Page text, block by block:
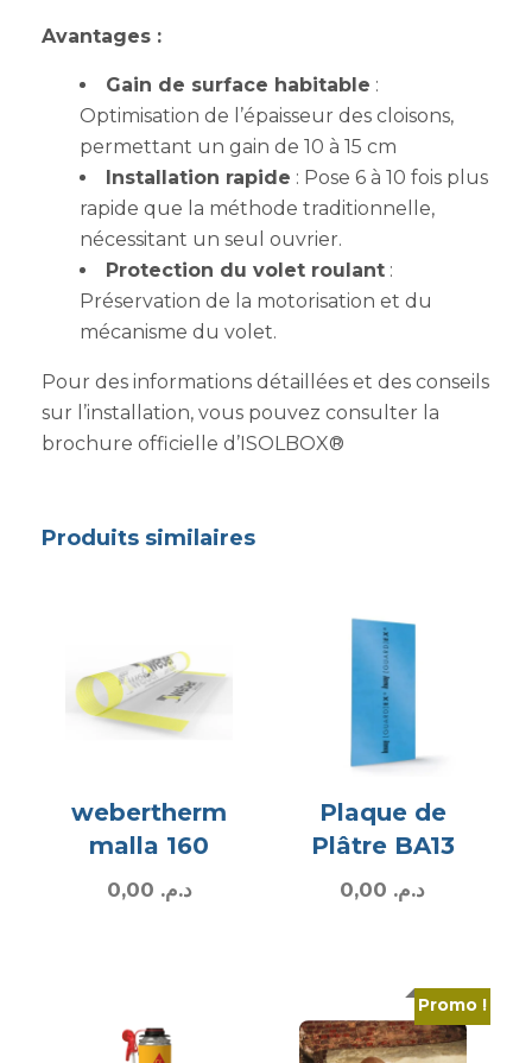
Avantages :
Gain de surface habitable :
Optimisation de l’épaisseur des cloisons,
permettant un gain de 10 à 15 cm
Installation rapide : Pose 6 à 10 fois plus
rapide que la méthode traditionnelle,
nécessitant un seul ouvrier.
Protection du volet roulant :
Préservation de la motorisation et du
mécanisme du volet.
Pour des informations détaillées et des conseils
sur l’installation, vous pouvez consulter la
brochure officielle d’ISOLBOX®
Produits similaires
webertherm
malla 160
د.م.
Plaque de
Plâtre BA13
د.م.
Promo !